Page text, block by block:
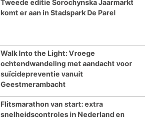
Tweede editie Sorochynska Jaarmarkt
komt er aan in Stadspark De Parel
Walk Into the Light: Vroege
ochtendwandeling met aandacht voor
suïcidepreventie vanuit
Geestmerambacht
Flitsmarathon van start: extra
snelheidscontroles in Nederland en